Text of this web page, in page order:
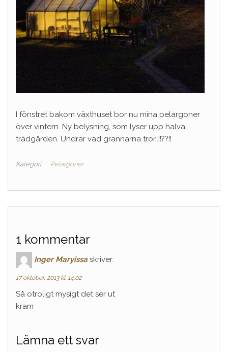
I fönstret bakom växthuset bor nu mina pelargoner
över vintern. Ny belysning, som lyser upp halva
trädgården. Undrar vad grannarna tror..!!??!!
Kategori Pelargoner
1 kommentar
Inger Maryissa skriver:
17 oktober, 2013 kl. 14:02
Så otroligt mysigt det ser ut
kram
Lämna ett svar